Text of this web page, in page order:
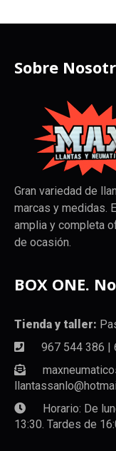
Sobre
Gran variedad de
marcas y medidas.
amplia y completa
de ocasión.
BOX ONE.
Tienda y taller:
967 544 386 |
Horario: De
13:30. Tardes de